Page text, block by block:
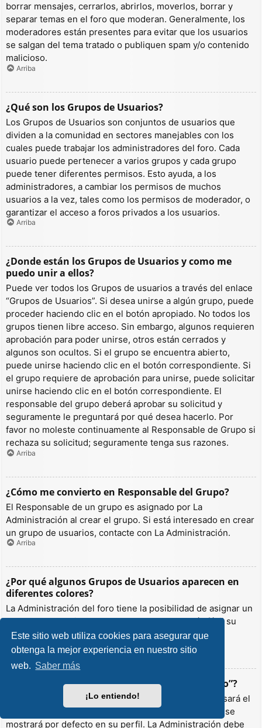
Este sitio web utiliza cookies para asegurar que
obtenga la mejor experiencia en nuestro sitio
web. Saber más
¡Lo entiendo!
borrar mensajes, cerrarlos, abrirlos, moverlos, borrar y
separar temas en el foro que moderan. Generalmente, los
moderadores están presentes para evitar que los usuarios
se salgan del tema tratado o publiquen spam y/o contenido
malicioso.
Arriba
¿Qué son los Grupos de Usuarios?
Los Grupos de Usuarios son conjuntos de usuarios que
dividen a la comunidad en sectores manejables con los
cuales puede trabajar los administradores del foro. Cada
usuario puede pertenecer a varios grupos y cada grupo
puede tener diferentes permisos. Esto ayuda, a los
administradores, a cambiar los permisos de muchos
usuarios a la vez, tales como los permisos de moderador, o
garantizar el acceso a foros privados a los usuarios.
Arriba
¿Donde están los Grupos de Usuarios y como me
puedo unir a ellos?
Puede ver todos los Grupos de usuarios a través del enlace
“Grupos de Usuarios”. Si desea unirse a algún grupo, puede
proceder haciendo clic en el botón apropiado. No todos los
grupos tienen libre acceso. Sin embargo, algunos requieren
aprobación para poder unirse, otros están cerrados y
algunos son ocultos. Si el grupo se encuentra abierto,
puede unirse haciendo clic en el botón correspondiente. Si
el grupo requiere de aprobación para unirse, puede solicitar
unirse haciendo clic en el botón correspondiente. El
responsable del grupo deberá aprobar su solicitud y
seguramente le preguntará por qué desea hacerlo. Por
favor no moleste continuamente al Responsable de Grupo si
rechaza su solicitud; seguramente tenga sus razones.
Arriba
¿Cómo me convierto en Responsable del Grupo?
El Responsable de un grupo es asignado por La
Administración al crear el grupo. Si está interesado en crear
un grupo de usuarios, contacte con La Administración.
Arriba
¿Por qué algunos Grupos de Usuarios aparecen en
diferentes colores?
La Administración del foro tiene la posibilidad de asignar un
color a los usuarios de un grupo para hacer más fácil su
identificación.
Arriba
¿Qué es un “Grupo de Usuarios predeterminado”?
Si es miembro de más de un grupo por defecto, se usará el
“predeterminado” para determinar qué color y rango se
mostrará por defecto en su perfil. La Administración debe